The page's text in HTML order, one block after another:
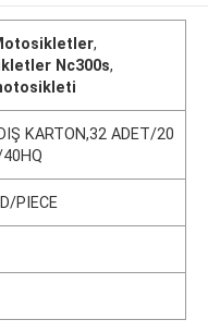
,
Nc300s,
KARTON,32 ADET/20
PIECE